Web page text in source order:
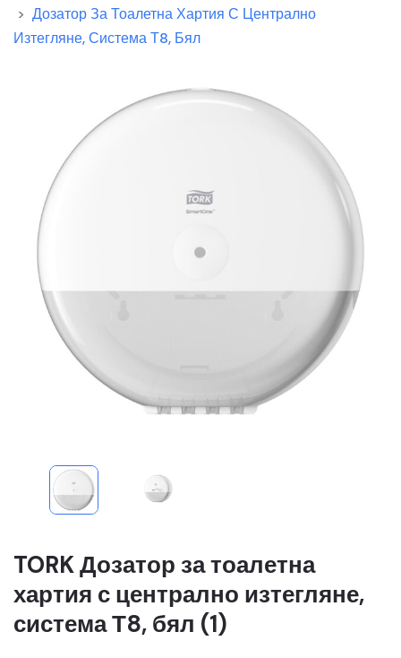
> Дозатор За Тоалетна Хартия С Централно
Изтегляне, Система Т8, Бял
TORK Дозатор за тоалетна
хартия с централно изтегляне,
система Т8, бял (1)